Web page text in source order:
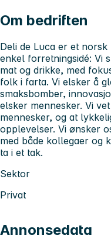
Om bedriften
Deli de Luca er et
enkel forretningsidé: Vi
mat og drikke, med
folk i farta. Vi elsker å
smaksbomber,
elsker mennesker. Vi
mennesker, og at
opplevelser. Vi ønsker
med både kollegaer og
ta i et tak.
Sektor
Privat
Annonsedata